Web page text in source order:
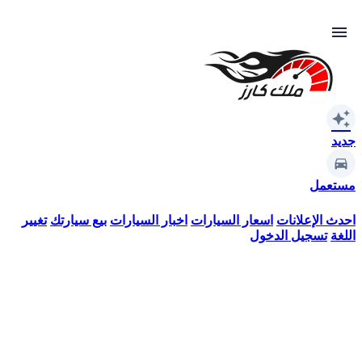
menu
auto_awesome
جديد
مستعمل
احدث الإعلانات اسعار السيارات اخبار السيارات بيع سيارتك تغيير
اللغة تسجيل الدخول